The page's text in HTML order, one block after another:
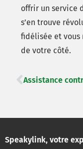
offrir un service
s’en trouve
fidélisée et vous
de votre côté.
Speakylink, votre